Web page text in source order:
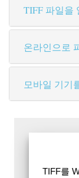
TIFF 파일을
온라인으로
모바일 기기
TIFF를